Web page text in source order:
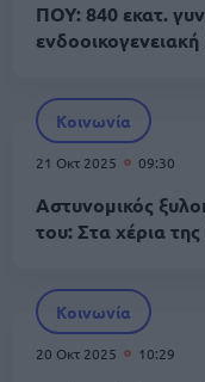
ΠΟΥ: 840 εκατ.
Κοινωνία
21 Οκτ 2025 09:30
Αστυνομικός
του: Στα χέρια
Κοινωνία
20 Οκτ 2025 10:29